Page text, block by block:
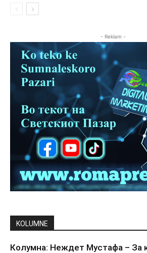
- Reklam -
KOLUMNE
Колумна: Неждет Мустафа – За